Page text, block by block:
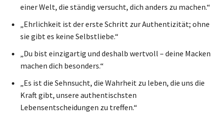
einer Welt, die ständig versucht, dich anders zu machen.“
„Ehrlichkeit ist der erste Schritt zur Authentizität; ohne
sie gibt es keine Selbstliebe.“
„Du bist einzigartig und deshalb wertvoll – deine Macken
machen dich besonders.“
„Es ist die Sehnsucht, die Wahrheit zu leben, die uns die
Kraft gibt, unsere authentischsten
Lebensentscheidungen zu treffen.“